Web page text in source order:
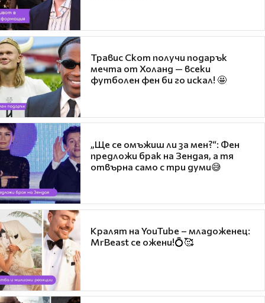
Травис Скот получи подарък
мечта от Холанд — всеки
футболен фен би го искал! 🤩
„Ще се омъжиш ли за мен?“: Фен
предложи брак на Зендая, а тя
отвърна само с три думи😅
Кралят на YouTube – младоженец:
MrBeast се ожени!💍🥰